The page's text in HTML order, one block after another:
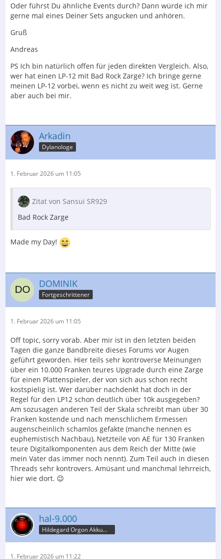
Ich schüttel halt nur noch den Kipf, wie sich im Forum
um eine Zarge, Netzteile und R2R Dacs abgearbeitet
wird. Da wird um jeden Millimeter diskutiert.
Tonnenweise verbissene Beiträge.
Sind wohl "Taupunkte".
Gruß von Eugen
Oder führst Du ähnliche Events durch? Dann würde ich mir
gerne mal eines Deiner Sets angucken und anhören.
Gruß
Andreas
PS Ich bin natürlich offen für jeden direkten Vergleich. Also,
wer hat einen LP-12 mit Bad Rock Zarge? Ich bringe gerne
meinen LP-12 vorbei, wenn es nicht zu weit weg ist. Gerne
aber auch bei mir.
Arkadin
Dylanologe
1. Februar 2026 um 11:05
Zitat von Sansui SR929
Bad Rock Zarge
Made my Day!
DOMINlK
Fortgeschrittener
1. Februar 2026 um 11:05
Off topic, sorry vorab. Aber mir ist in den letzten beiden
Tagen die ganze Bandbreite dieses Forums vor Augen
geführt geworden. Hier teils sehr kontroverse Meinungen
über ein 10.000 Franken teures Upgrade durch eine Zarge
für einen Plattenspieler, der von sich aus schon recht
kostspielig ist. Wer darüber nachdenkt hat doch in der
Regel für den LP12 schon deutlich über 10k ausgegeben?
Am sozusagen anderen Teil der Skala schreibt man über 30
Franken kostende und nach menschlichem Ermessen
augenscheinlich schamlos gefakte (manche nennen es
euphemistisch Nachbau), Netzteile von AE für 130 Franken
teure Digitalkomponenten aus dem Reich der Mitte (wie
mein Vater das immer noch nennt). Zum Teil auch in diesen
Threads sehr kontrovers. Amüsant und manchmal lehrreich,
hier wie dort. 😉
hal-9.000
Hildegard Orgon Akkumulator
1. Februar 2026 um 11:22